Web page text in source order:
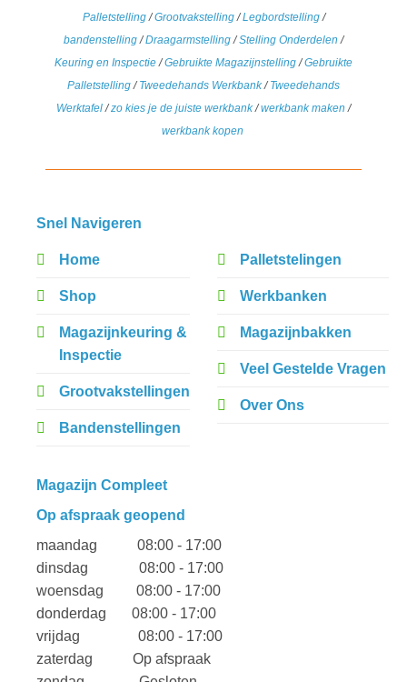
Palletstelling/Grootvakstelling/Legbordstelling/
bandenstelling/Draagarmstelling/Stelling Onderdelen /
Keuring en Inspectie/Gebruikte Magazijnstelling/Gebruikte
Palletstelling/Tweedehands Werkbank/Tweedehands
Werktafel/zo kies je de juiste werkbank/werkbank maken /
werkbank kopen
Snel Navigeren
Home
Shop
Magazijnkeuring &
Inspectie
Grootvakstellingen
Bandenstellingen
Palletstelingen
Werkbanken
Magazijnbakken
Veel Gestelde Vragen
Over Ons
Magazijn Compleet
Op afspraak geopend
maandag 08:00 - 17:00
dinsdag 08:00 - 17:00
woensdag 08:00 - 17:00
donderdag 08:00 - 17:00
vrijdag 08:00 - 17:00
zaterdag Op afspraak